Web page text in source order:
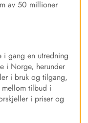
av 50 millioner
i gang en utredning
i Norge, herunder
i bruk og tilgang,
tilbud i
i priser og